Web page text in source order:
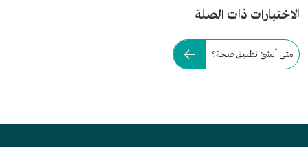
الاختبارات ذات الصلة
متى أنشئ تطبيق صحة؟